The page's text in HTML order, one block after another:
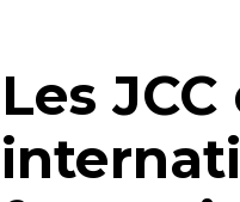
Les